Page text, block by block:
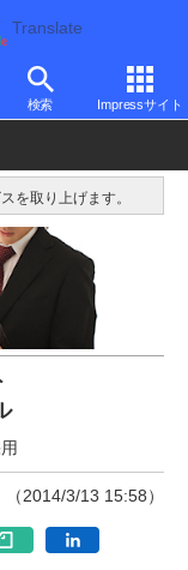
Translate
検索 Impressサイト
ン タブレット
を取り上げます。
（2014/3/13 15:58）